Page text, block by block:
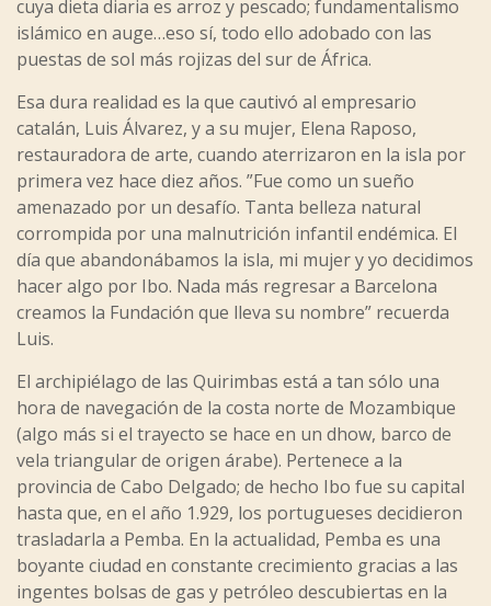
cuya dieta diaria es arroz y pescado; fundamentalismo
islámico en auge…eso sí, todo ello adobado con las
puestas de sol más rojizas del sur de África.
Esa dura realidad es la que cautivó al empresario
catalán, Luis Álvarez, y a su mujer, Elena Raposo,
restauradora de arte, cuando aterrizaron en la isla por
primera vez hace diez años. ”Fue como un sueño
amenazado por un desafío. Tanta belleza natural
corrompida por una malnutrición infantil endémica. El
día que abandonábamos la isla, mi mujer y yo decidimos
hacer algo por Ibo. Nada más regresar a Barcelona
creamos la Fundación que lleva su nombre” recuerda
Luis.
El archipiélago de las Quirimbas está a tan sólo una
hora de navegación de la costa norte de Mozambique
(algo más si el trayecto se hace en un dhow, barco de
vela triangular de origen árabe). Pertenece a la
provincia de Cabo Delgado; de hecho Ibo fue su capital
hasta que, en el año 1.929, los portugueses decidieron
trasladarla a Pemba. En la actualidad, Pemba es una
boyante ciudad en constante crecimiento gracias a las
ingentes bolsas de gas y petróleo descubiertas en la